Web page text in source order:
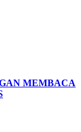
MEMBACA